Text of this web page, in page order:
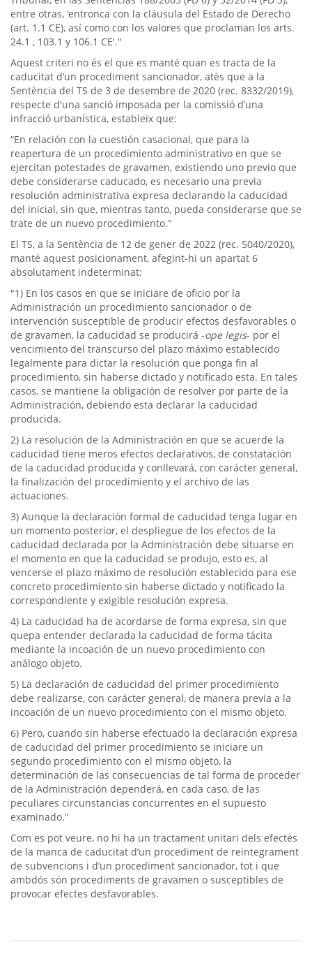
entre otras, 'entronca con la cláusula del Estado de Derecho
(art. 1.1 CE), así como con los valores que proclaman los arts.
24.1 , 103.1 y 106.1 CE'."
Aquest criteri no és el que es manté quan es tracta de la
caducitat d’un procediment sancionador, atès que a la
Sentència del TS de 3 de desembre de 2020 (rec. 8332/2019),
respecte d'una sanció imposada per la comissió d’una
infracció urbanística, estableix que:
“En relación con la cuestión casacional, que para la
reapertura de un procedimiento administrativo en que se
ejercitan potestades de gravamen, existiendo uno previo que
debe considerarse caducado, es necesario una previa
resolución administrativa expresa declarando la caducidad
del inicial, sin que, mientras tanto, pueda considerarse que se
trate de un nuevo procedimiento.”
El TS, a la Sentència de 12 de gener de 2022 (rec. 5040/2020),
manté aquest posicionament, afegint-hi un apartat 6
absolutament indeterminat:
"1) En los casos en que se iniciare de oficio por la
Administración un procedimiento sancionador o de
intervención susceptible de producir efectos desfavorables o
de gravamen, la caducidad se producirá -ope legis- por el
vencimiento del transcurso del plazo máximo establecido
legalmente para dictar la resolución que ponga fin al
procedimiento, sin haberse dictado y notificado esta. En tales
casos, se mantiene la obligación de resolver por parte de la
Administración, debiendo esta declarar la caducidad
producida.
2) La resolución de la Administración en que se acuerde la
caducidad tiene meros efectos declarativos, de constatación
de la caducidad producida y conllevará, con carácter general,
la finalización del procedimiento y el archivo de las
actuaciones.
3) Aunque la declaración formal de caducidad tenga lugar en
un momento posterior, el despliegue de los efectos de la
caducidad declarada por la Administración debe situarse en
el momento en que la caducidad se produjo, esto es, al
vencerse el plazo máximo de resolución establecido para ese
concreto procedimiento sin haberse dictado y notificado la
correspondiente y exigible resolución expresa.
4) La caducidad ha de acordarse de forma expresa, sin que
quepa entender declarada la caducidad de forma tácita
mediante la incoación de un nuevo procedimiento con
análogo objeto.
5) La declaración de caducidad del primer procedimiento
debe realizarse, con carácter general, de manera previa a la
incoación de un nuevo procedimiento con el mismo objeto.
6) Pero, cuando sin haberse efectuado la declaración expresa
de caducidad del primer procedimiento se iniciare un
segundo procedimiento con el mismo objeto, la
determinación de las consecuencias de tal forma de proceder
de la Administración dependerá, en cada caso, de las
peculiares circunstancias concurrentes en el supuesto
examinado."
Com es pot veure, no hi ha un tractament unitari dels efectes
de la manca de caducitat d’un procediment de reintegrament
de subvencions i d’un procediment sancionador, tot i que
ambdós són procediments de gravamen o susceptibles de
provocar efectes desfavorables.